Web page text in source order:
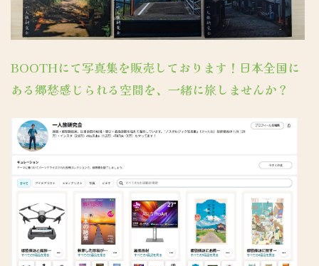
BOOTHにて写真集を販売しております！日本全国に
ある郷愁感じられる空間を、一緒に旅しませんか？